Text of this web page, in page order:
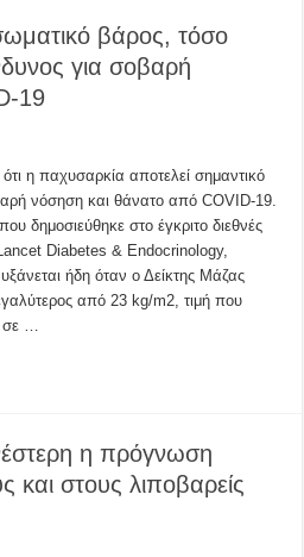
βάρος, τόσο
για σοβαρή
19
η παχυσαρκία αποτελεί σημαντικό
νόσηση και θάνατο από COVID-19.
δημοσιεύθηκε στο έγκριτο διεθνές
Diabetes & Endocrinology,
ήδη όταν ο Δείκτης Μάζας
από 23 kg/m2, τιμή που
σε …
η πρόγνωση
στους λιποβαρείς